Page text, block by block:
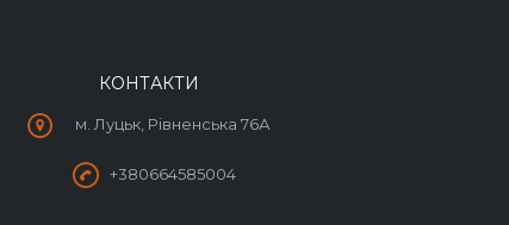
КОНТАКТИ
м. Луцьк, Рівненська 76А
+380664585004